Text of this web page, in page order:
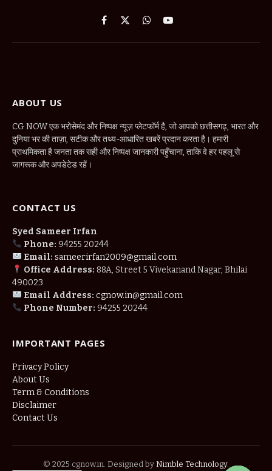
Facebook
X
WhatsApp
YouTube
ABOUT US
CG NOW एक भरोसेमंद और निष्पक्ष न्यूज़ प्लेटफॉर्म है, जो आपको छत्तीसगढ़, भारत और
दुनिया भर की ताज़ा, सटीक और तथ्य-आधारित खबरें प्रदान करता है। हमारी
प्राथमिकता है जनता तक सही और निष्पक्ष जानकारी पहुँचाना, ताकि वे हर पहलू से
जागरूक और अपडेटेड रहें।
CONTACT US
Syed Sameer Irfan
Phone: 94255 20244
Email: sameerirfan2009@gmail.com
Office Address: 88A, Street 5 Vivekanand Nagar, Bhilai
490023
Email Address: cgnow.in@gmail.com
Phone Number: 94255 20244
IMPORTANT PAGES
Privacy Policy
About Us
Term & Conditions
Disclaimer
Contact Us
© 2025 cgnow.in. Designed by Nimble Technology.